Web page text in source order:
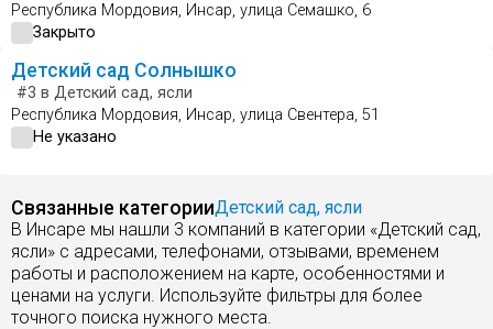
Республика Мордовия, Инсар, улица Семашко, 6
Закрыто
Детский сад Солнышко
#3 в Детский сад, ясли
Республика Мордовия, Инсар, улица Свентера, 51
Не указано
Связанные категорииДетский сад, ясли
В Инсаре мы нашли 3 компаний в категории «Детский сад,
ясли» с адресами, телефонами, отзывами, временем
работы и расположением на карте, особенностями и
ценами на услуги. Используйте фильтры для более
точного поиска нужного места.